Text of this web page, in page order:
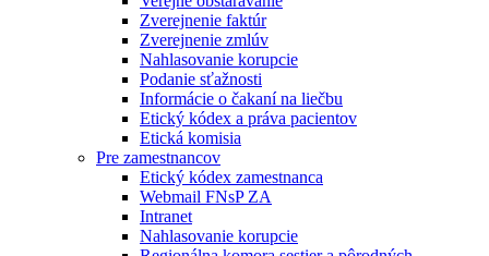
Zverejnenie faktúr
Zverejnenie zmlúv
Nahlasovanie korupcie
Podanie sťažnosti
Informácie o čakaní na liečbu
Etický kódex a práva pacientov
Etická komisia
Pre zamestnancov
Etický kódex zamestnanca
Webmail FNsP ZA
Intranet
Nahlasovanie korupcie